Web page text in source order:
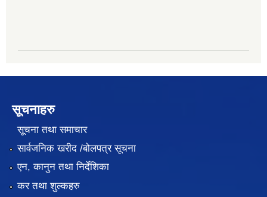
सूचनाहरु
सूचना तथा समाचार
सार्वजनिक खरीद /बोलपत्र सूचना
एन, कानुन तथा निर्देशिका
कर तथा शुल्कहरु